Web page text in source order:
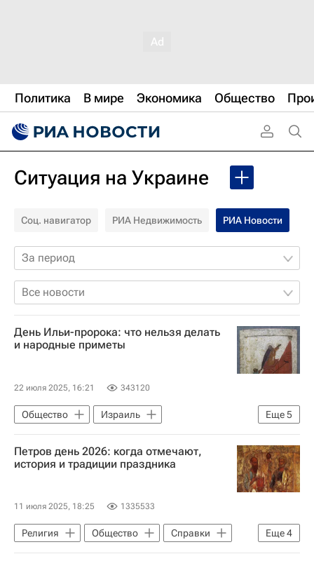
Политика В мире Экономика Общество
Ситуация на Украине
Соц. навигатор РИА Недвижимость РИА Новости
За период
Все новости
День Ильи-пророка: что нельзя делать
и народные приметы
22 июля 2025, 16:21 343120
Еще5
Общество
Израиль
Русская православная церковь
Воздушно-десантные войска России
Россия
Петров день 2026: когда отмечают,
история и традиции праздника
11 июля 2025, 18:25 1335533
Еще4
Религия Общество
Справки
Дамаск (город)
Рим